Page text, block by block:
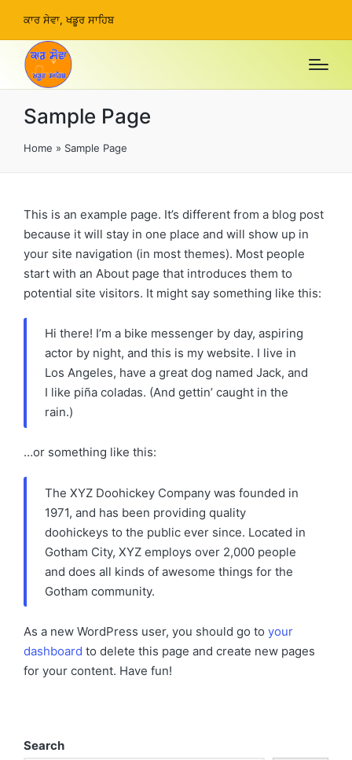
ਕਾਰ ਸੇਵਾ, ਖਡੂਰ ਸਾਹਿਬ
Sample Page
Home » Sample Page
This is an example page. It’s different from a blog post
because it will stay in one place and will show up in
your site navigation (in most themes). Most people
start with an About page that introduces them to
potential site visitors. It might say something like this:
Hi there! I’m a bike messenger by day, aspiring
actor by night, and this is my website. I live in
Los Angeles, have a great dog named Jack, and
I like piña coladas. (And gettin’ caught in the
rain.)
…or something like this:
The XYZ Doohickey Company was founded in
1971, and has been providing quality
doohickeys to the public ever since. Located in
Gotham City, XYZ employs over 2,000 people
and does all kinds of awesome things for the
Gotham community.
As a new WordPress user, you should go to your
dashboard to delete this page and create new pages
for your content. Have fun!
Search